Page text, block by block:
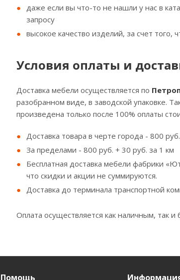
даже если вы что-то не нашли у нас в
запросу
высокое качество изделий, за счет
Условия оплаты и
Доставка мебели осуществляется по
разобранном виде, в заводской упаковке.
произведена только после 100% оплаты
Доставка товара в черте города - 800 руб.
За пределами - 800 руб. + 30 руб. за 1 км
Бесплатная доставка мебели фабрики
что скидки и акции не суммируются.
Доставка до терминала транспортной
Оплата осуществляется как наличным, так
Помощь